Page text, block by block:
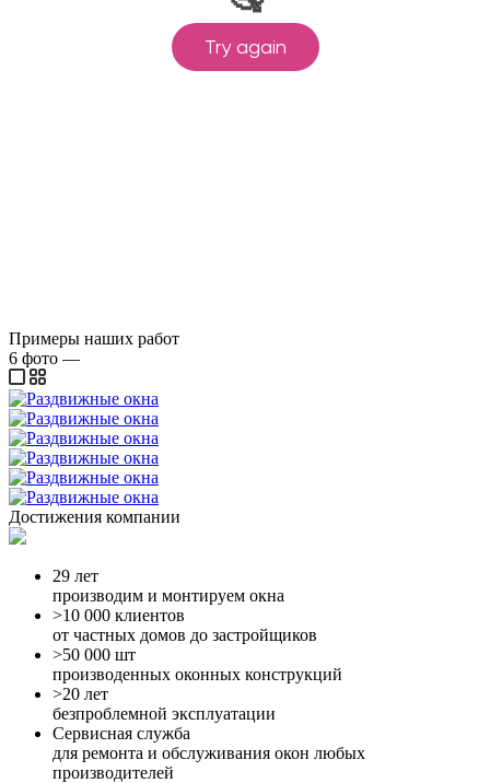
Примеры наших работ
6 фото —
Достижения компании
29 лет
производим и монтируем окна
>10 000 клиентов
от частных домов до застройщиков
>50 000 шт
производенных оконных конструкций
>20 лет
безпроблемной эксплуатации
Сервисная служба
для ремонта и обслуживания окон любых
производителей